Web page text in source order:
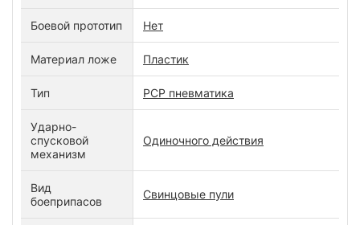
Боевой прототип Нет
Материал ложе Пластик
Тип PCP пневматика
Ударно-
спусковой
механизм
Одиночного действия
Вид
боеприпасов
Свинцовые пули